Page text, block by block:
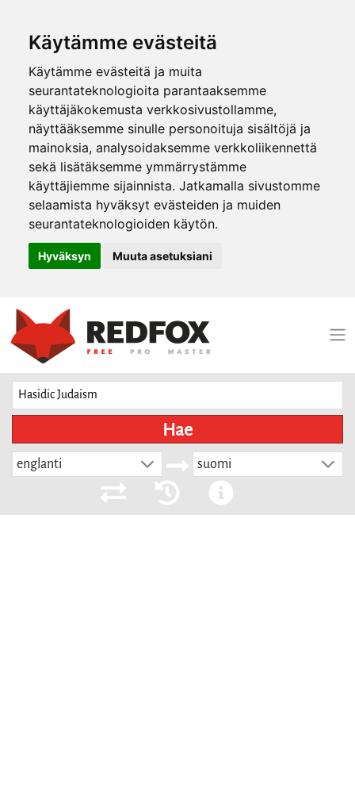
Käytämme evästeitä
Käytämme evästeitä ja muita
seurantateknologioita parantaaksemme
käyttäjäkokemusta verkkosivustollamme,
näyttääksemme sinulle personoituja sisältöjä ja
mainoksia, analysoidaksemme verkkoliikennettä
sekä lisätäksemme ymmärrystämme
käyttäjiemme sijainnista. Jatkamalla sivustomme
selaamista hyväksyt evästeiden ja muiden
seurantateknologioiden käytön.
Hyväksyn Muuta asetuksiani
Hae
englanti suomi